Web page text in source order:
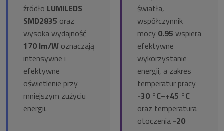
źródło LUMILEDS
SMD2835 oraz
wysoka wydajność
170 lm/W oznaczają
intensywne i
efektywne
oświetlenie przy
mniejszym zużyciu
energii.
światła,
współczynnik
mocy 0.95 wspiera
efektywne
wykorzystanie
energii, a zakres
temperatur pracy
-30 °C~+45 °C
oraz temperatura
otoczenia -20